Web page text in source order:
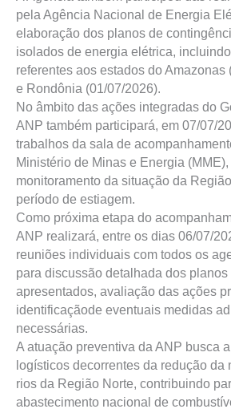
pela Agência Nacional de Energia
elaboração dos planos de
isolados de energia elétrica,
referentes aos estados do Amazonas
e Rondônia (01/07/2026).
No âmbito das ações integradas do
ANP também participará, em 07/07/
trabalhos da sala de
Ministério de Minas e Energia
monitoramento da situação da
período de estiagem.
Como próxima etapa do
ANP realizará, entre os dias 06/07/
reuniões individuais com todos os
para discussão detalhada dos
apresentados, avaliação das ações
identificaçãode eventuais medidas
necessárias.
A atuação preventiva da ANP busca
logísticos decorrentes da redução
rios da Região Norte, contribuindo
abastecimento nacional de